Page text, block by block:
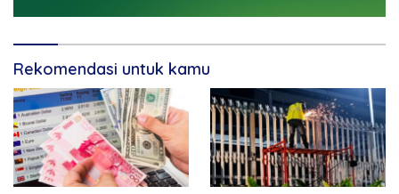
Rekomendasi untuk kamu